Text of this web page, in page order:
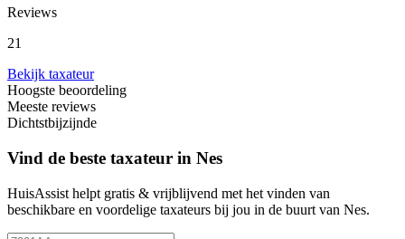
Reviews
21
Bekijk taxateur
Hoogste beoordeling
Meeste reviews
Dichtstbijzijnde
Vind de beste taxateur in Nes
HuisAssist helpt gratis & vrijblijvend met het vinden van
beschikbare en voordelige taxateurs bij jou in de buurt van Nes.